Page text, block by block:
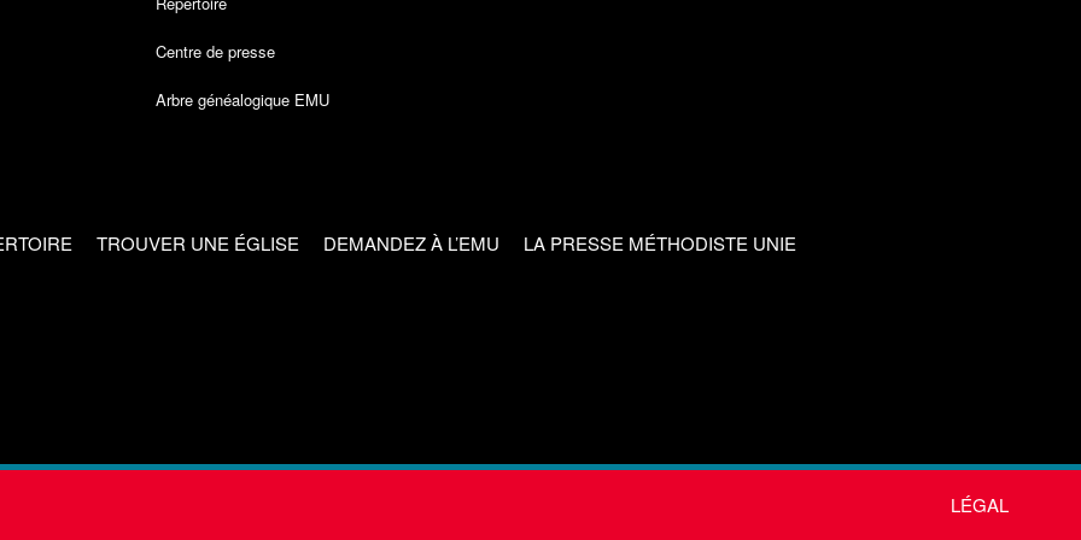
Centre de presse
Arbre généalogique EMU
TROUVER UNE ÉGLISE DEMANDEZ À L’EMU LA PRESSE MÉTHODISTE UNIE
LÉGAL